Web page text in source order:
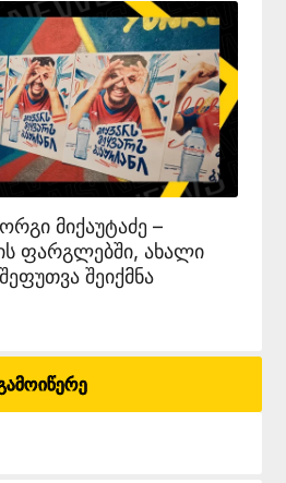
მიქაუტაძე –
ფარგლებში, ახალი
შეიქმნა